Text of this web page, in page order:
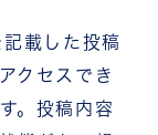
載した投稿
クセスでき
。投稿内容